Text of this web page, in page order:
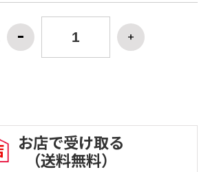
お店で受け取る
（送料無料）